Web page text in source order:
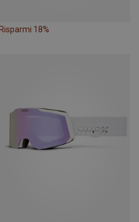
Risparmi 18%